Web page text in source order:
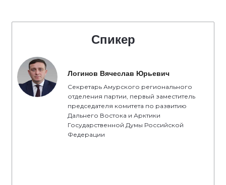
Спикер
Логинов Вячеслав Юрьевич
Секретарь Амурского регионального
отделения партии, первый заместитель
председателя комитета по развитию
Дальнего Востока и Арктики
Государственной Думы Российской
Федерации